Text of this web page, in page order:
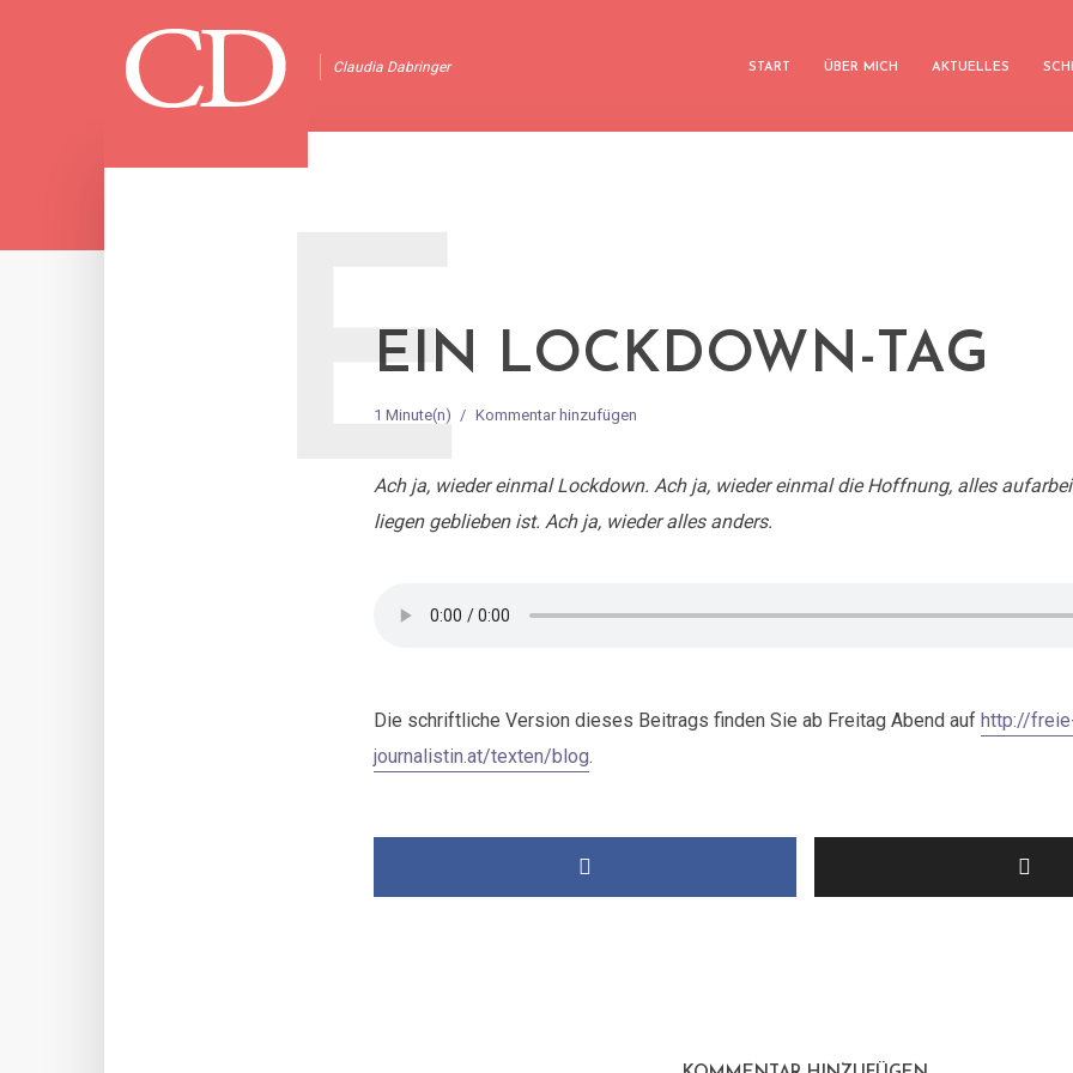
Claudia Dabringer START ÜBER MICH AKTUELLES
EIN LOCKDOWN-TAG
1 Minute(n) Kommentar hinzufügen
E
Ach ja, wieder einmal Lockdown. Ach ja, wieder einmal die Hoffnung, alles
liegen geblieben ist. Ach ja, wieder alles anders.
Die schriftliche Version dieses Beitrags finden Sie ab Freitag Abend auf http://
journalistin.at/texten/blog.